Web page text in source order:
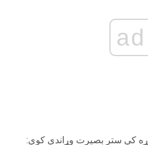
ad
کې ستر بصیرت وړاندې کوي: